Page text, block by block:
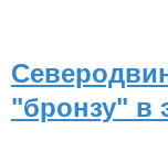
"бронзу" в